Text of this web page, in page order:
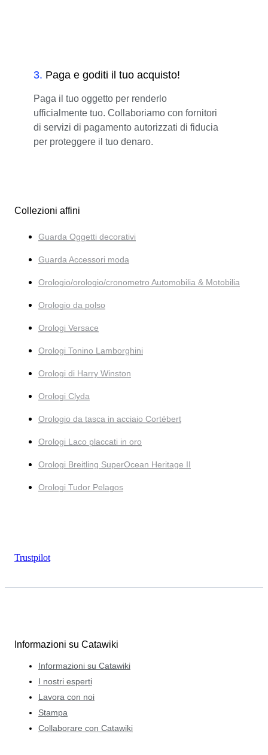
3. Paga e goditi il tuo acquisto!
Paga il tuo oggetto per renderlo
ufficialmente tuo. Collaboriamo con fornitori
di servizi di pagamento autorizzati di fiducia
per proteggere il tuo denaro.
Collezioni affini
Guarda Oggetti decorativi
Guarda Accessori moda
Orologio/orologio/cronometro Automobilia & Motobilia
Orologio da polso
Orologi Versace
Orologi Tonino Lamborghini
Orologi di Harry Winston
Orologi Clyda
Orologio da tasca in acciaio Cortébert
Orologi Laco placcati in oro
Orologi Breitling SuperOcean Heritage II
Orologi Tudor Pelagos
Trustpilot
Informazioni su Catawiki
Informazioni su Catawiki
I nostri esperti
Lavora con noi
Stampa
Collaborare con Catawiki